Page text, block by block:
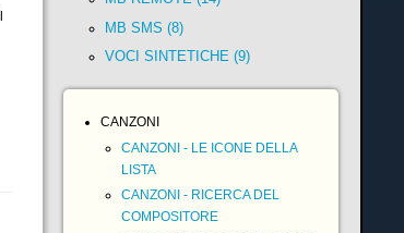
MB SMS (8)
VOCI SINTETICHE (9)
CANZONI
CANZONI - LE ICONE DELLA
LISTA
CANZONI - RICERCA DEL
COMPOSITORE